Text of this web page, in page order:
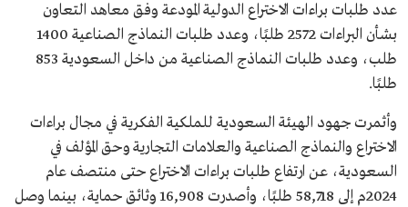
عدد طلبات براءات الاختراع الدولية المودعة وفق معاهد التعاون
بشأن البراءات 2572 طلبًا، وعدد طلبات النماذج الصناعية 1400
طلب، وعدد طلبات النماذج الصناعية من داخل السعودية 853
طلبًا.
وأثمرت جهود الهيئة السعودية للملكية الفكرية في مجال براءات
الاختراع والنماذج الصناعية والعلامات التجارية وحق المؤلف في
السعودية، عن ارتفاع طلبات براءات الاختراع حتى منتصف عام
2024م إلى 58,718 طلبًا، وأصدرت 16,908 وثائق حماية، بينما وصل